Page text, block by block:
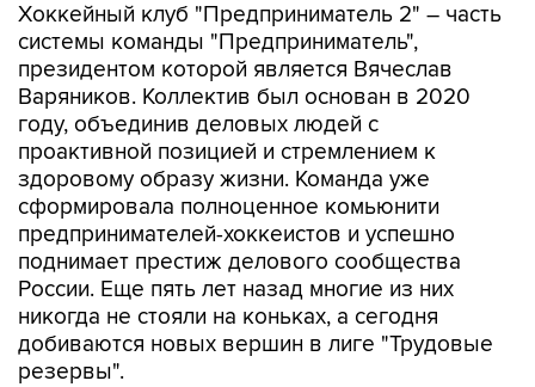
Хоккейный клуб "Предприниматель 2" – часть
системы команды "Предприниматель",
президентом которой является Вячеслав
Варяников. Коллектив был основан в 2020
году, объединив деловых людей с
проактивной позицией и стремлением к
здоровому образу жизни. Команда уже
сформировала полноценное комьюнити
предпринимателей-хоккеистов и успешно
поднимает престиж делового сообщества
России. Еще пять лет назад многие из них
никогда не стояли на коньках, а сегодня
добиваются новых вершин в лиге "Трудовые
резервы".